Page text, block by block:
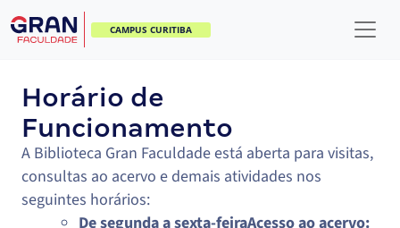
CAMPUS CURITIBA
Horário de
Funcionamento
A Biblioteca Gran Faculdade está aberta para visitas,
consultas ao acervo e demais atividades nos
seguintes horários:
De segunda a sexta-feiraAcesso ao acervo: